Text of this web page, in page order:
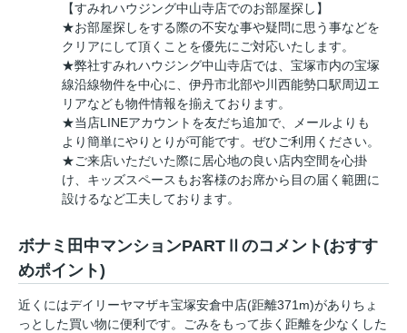
【すみれハウジング中山寺店でのお部屋探し】
★お部屋探しをする際の不安な事や疑問に思う事などを
クリアにして頂くことを優先にご対応いたします。
★弊社すみれハウジング中山寺店では、宝塚市内の宝塚
線沿線物件を中心に、伊丹市北部や川西能勢口駅周辺エ
リアなども物件情報を揃えております。
★当店LINEアカウントを友だち追加で、メールよりも
より簡単にやりとりが可能です。ぜひご利用ください。
★ご来店いただいた際に居心地の良い店内空間を心掛
け、キッズスペースもお客様のお席から目の届く範囲に
設けるなど工夫しております。
ボナミ田中マンションPARTⅡのコメント(おすす
めポイント)
近くにはデイリーヤマザキ宝塚安倉中店(距離371m)がありちょ
っとした買い物に便利です。ごみをもって歩く距離を少なくした